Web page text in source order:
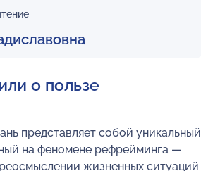
о пользе
представляет собой уникальный
на феномене рефрейминга —
жизненных ситуаций